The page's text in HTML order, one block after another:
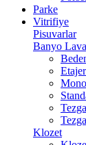
Parke
Vitrifiye
Pisuvarlar
Banyo
Klozet